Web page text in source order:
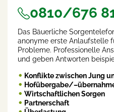
0810/676
Das Bäuerliche
anonyme erste Anlaufstelle
Probleme. Professionelle
und geben Antworten
Konflikte zwischen Jung
Hofübergabe/
Wirtschaftlichen Sorgen
Partnerschaft